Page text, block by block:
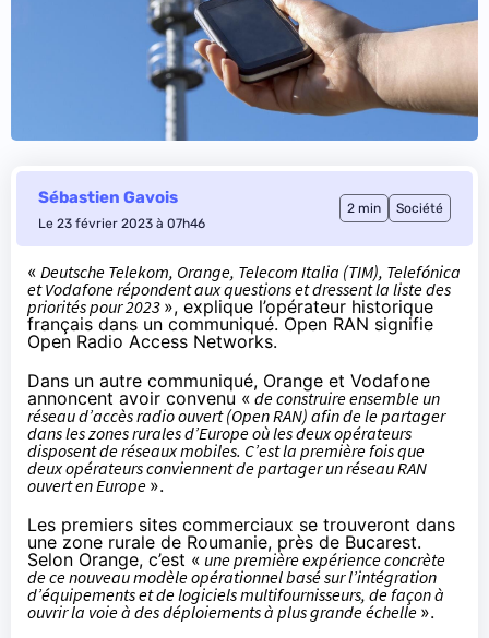
Sébastien Gavois
Le 23 février 2023 à 07h46
2 min Société
« Deutsche Telekom, Orange, Telecom Italia (TIM), Telefónica
et Vodafone répondent aux questions et dressent la liste des
priorités pour 2023 », explique l’opérateur historique
français dans un communiqué. Open RAN signifie
Open Radio Access Networks.
Dans un autre communiqué, Orange et Vodafone
annoncent avoir convenu « de construire ensemble un
réseau d’accès radio ouvert (Open RAN) afin de le partager
dans les zones rurales d’Europe où les deux opérateurs
disposent de réseaux mobiles. C’est la première fois que
deux opérateurs conviennent de partager un réseau RAN
ouvert en Europe ».
Les premiers sites commerciaux se trouveront dans
une zone rurale de Roumanie, près de Bucarest.
Selon Orange, c’est « une première expérience concrète
de ce nouveau modèle opérationnel basé sur l’intégration
d’équipements et de logiciels multifournisseurs, de façon à
ouvrir la voie à des déploiements à plus grande échelle ».